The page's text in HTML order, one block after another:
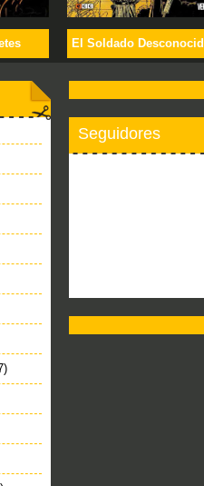
El Soldado
Seguidores